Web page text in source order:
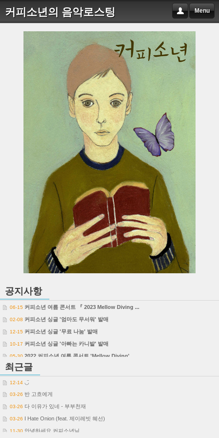
커피소년의 음악로스팅 Menu
공지사항
06-15 커피소년 여름 콘서트 『 2023 Mellow Diving ...
02-08 커피소년 싱글 '엄마도 무서워' 발매
12-15 커피소년 싱글 '무료 나눔' 발매
10-17 커피소년 싱글 '아빠는 카니발' 발매
05-30 2022 커피소년 여름 콘서트 'Mellow Diving'
최근글
12-14 ◡̈
03-26 반 고흐에게
03-26 다 이유가 있네 - 부부천재
03-26 I Hate Onion (feat. 제이레빗 혜선)
11-30 안녕하세요 커피소년님